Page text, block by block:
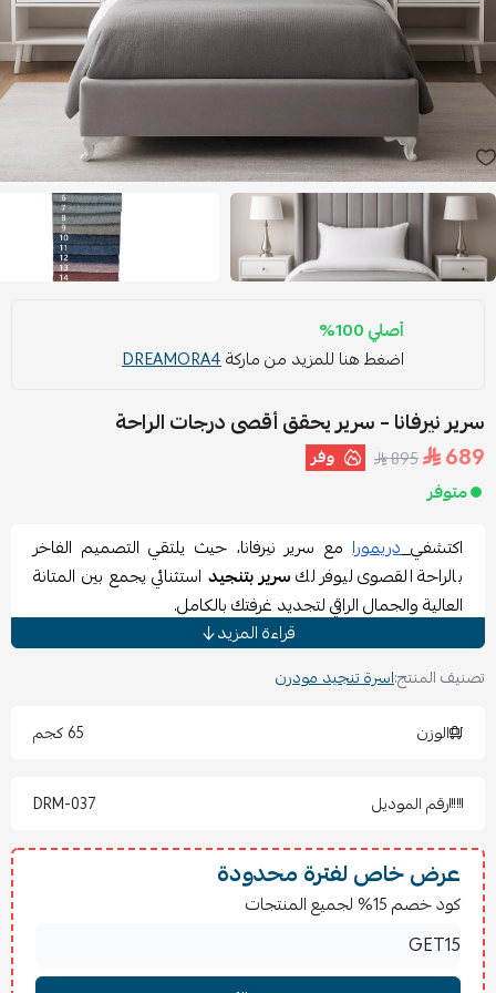
أصلي 100%
اضغط هنا للمزيد من ماركةDREAMORA4
سرير نيرفانا – سرير يحقق أقصى درجات الراحة
689
895 وفر
متوفر
اكتشفي دريمورامع سرير نيرفانا، حيث يلتقي التصميم الفاخر
بالراحة القصوى ليوفر لكسرير بتنجيداستثنائي يجمع بين المتانة
العالية والجمال الراقي لتجديد غرفتك بالكامل.
مواصفات سرير بتنجيد نيرفانا
اسم المنتج: سرير نيرفانا
التصنيف:أسرة تنجيد مودرن
الماركة: دريمورا
نوع الخشب: مزيج سويدي وتايلندي
ارتفاع الظهر: 130 سم قابل للتعديل
الأقمشة: بوكليه، خيش، مخمل
مميزات سرير بتنجيد نيرفانا
نيرفانا تجربة نوم مريحة تعزز جودة راحتك
اليومية الكاملة.
هيكل من خشب سويدي وتايلندي يضمن استقراراً قوياً يدوم
قراءة المزيد
تصنيف المنتج:اسرة تنجيد مودرن
الوزن
65 كجم
رقم الموديل DRM-037
عرض خاص لفترة محدودة
كود خصم 15% لجميع المنتجات